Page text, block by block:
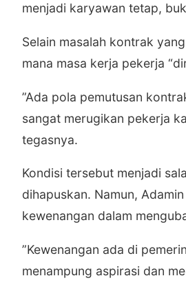
menjadi karyawan tetap,
​​Selain masalah kontrak
mana masa kerja pekerja
​”Ada pola pemutusan
sangat merugikan pekerja
tegasnya.
​​Kondisi tersebut menjadi
dihapuskan. Namun,
kewenangan dalam
​”Kewenangan ada di
menampung aspirasi dan